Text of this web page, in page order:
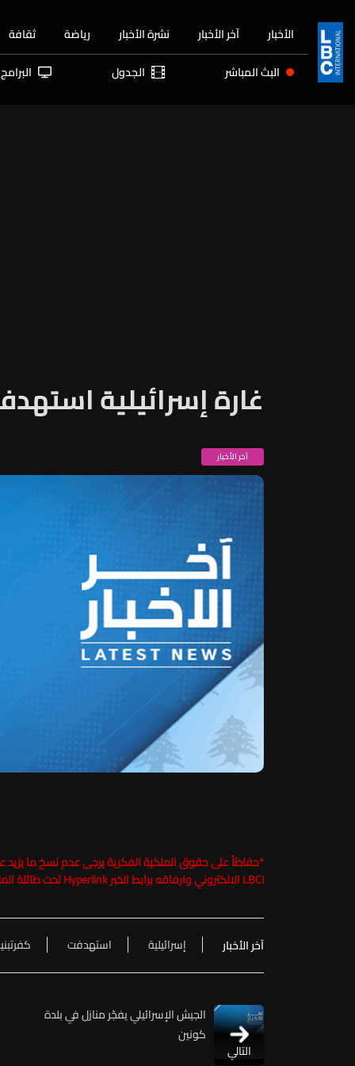
الأخبار آخر الأخبار نشرة الأخبار رياضة ثقافة
البث المباشر الجدول البرامج
غارة إسرائيلية
آخر الأخبار
*
LBCI الالكتروني وارفاقه برابط الخبر Hyperlink تحت طائلة الملاحقة القانونية
آخر الأخبار إسرائيلية استهدفت
التالي
الجيش الإسرائيلي يفجّر منازل في بلدة
كونين